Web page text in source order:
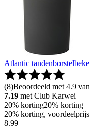
Atlantic
(8)Beoordeeld met 4.9
7.19 met Club Karwei
20% korting20% korting
20% korting,
8.99